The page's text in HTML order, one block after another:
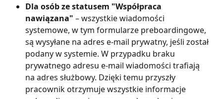
Dla osób ze statusem "Współpraca
nawiązana" – wszystkie wiadomości
systemowe, w tym formularze preboardingowe,
są wysyłane na adres e-mail prywatny, jeśli został
podany w systemie. W przypadku braku
prywatnego adresu e-mail wiadomości trafiają
na adres służbowy. Dzięki temu przyszły
pracownik otrzymuje wszystkie informacje